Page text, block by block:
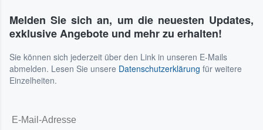
Melden Sie sich an, um die neuesten Updates,
exklusive Angebote und mehr zu erhalten!
Sie können sich jederzeit über den Link in unseren E-Mails
abmelden. Lesen Sie unsere Datenschutzerklärung für weitere
Einzelheiten.